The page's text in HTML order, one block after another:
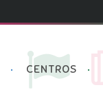
CENTROS